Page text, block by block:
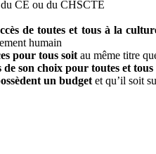
CE ou du CHSCTE
de toutes et tous à la
humain
pour tous soit au même titre
son choix pour toutes et tous
un budget et qu’il soit